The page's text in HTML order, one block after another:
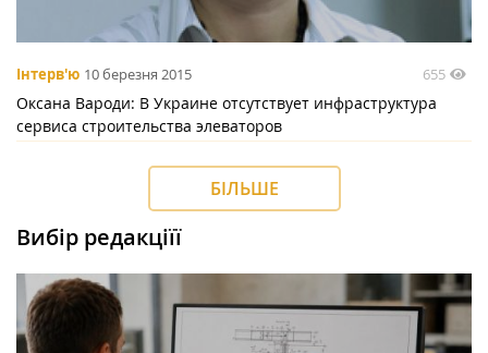
Інтерв'ю 10 березня 2015 655
Оксана Вароди: В Украине отсутствует инфраструктура
сервиса строительства элеваторов
БІЛЬШЕ
Вибір редакціїї